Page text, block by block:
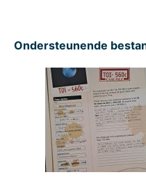
Ondersteunende